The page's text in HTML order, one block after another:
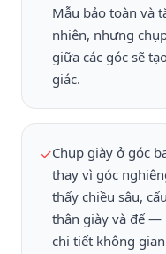
Mẫu bảo toàn và
nhiên, nhưng
giữa các góc sẽ
giác.
✓Chụp giày ở góc
thay vì góc
thấy chiều sâu,
thân giày và đế —
chi tiết không